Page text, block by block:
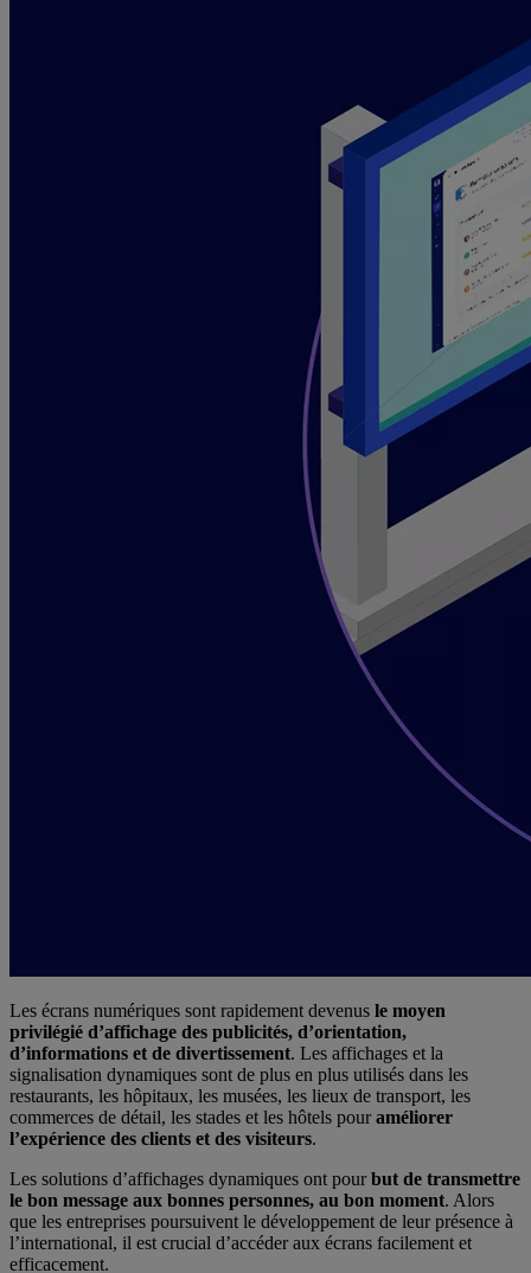
Les écrans numériques sont rapidement devenus le moyen
privilégié d’affichage des publicités, d’orientation,
d’informations et de divertissement. Les affichages et la
signalisation dynamiques sont de plus en plus utilisés dans les
restaurants, les hôpitaux, les musées, les lieux de transport, les
commerces de détail, les stades et les hôtels pouraméliorer
l’expérience des clients et des visiteurs.
Les solutions d’affichages dynamiques ont pourbut de transmettre
le bon message aux bonnes personnes, au bon moment. Alors
que les entreprises poursuivent le développement de leur présence à
l’international, il est crucial d’accéder aux écrans facilement et
efficacement.